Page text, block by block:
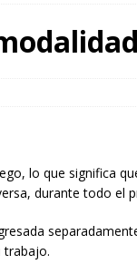
lo que significa
durante todo el
trabajo.